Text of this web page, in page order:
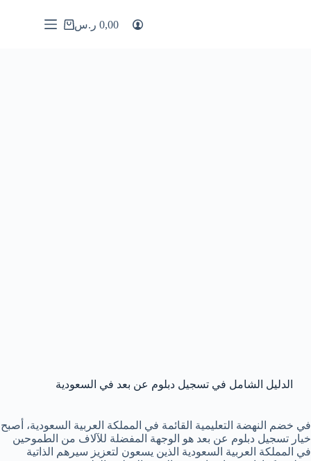
0,00 ر.س
الدليل الشامل في تسجيل دبلوم عن بعد في السعودية
في خضم النهضة التعليمية القائمة في المملكة العربية السعودية، أصبح
خيار تسجيل دبلوم عن بعد هو الوجهة المفضلة للآلاف من الطموحين
في المملكة العربية السعودية الذين يسعون لتعزيز سيرهم الذاتية